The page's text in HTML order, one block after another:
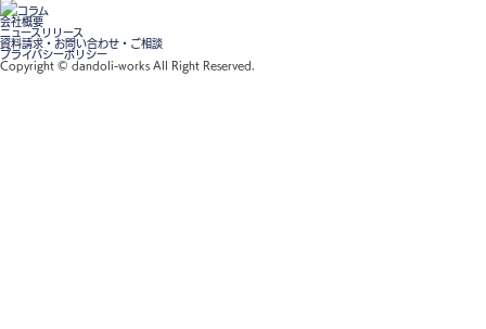
コラム
会社概要
ニュースリリース
資料請求・お問い合わせ・ご相談
プライバシーポリシー
Copyright © dandoli-works All Right Reserved.